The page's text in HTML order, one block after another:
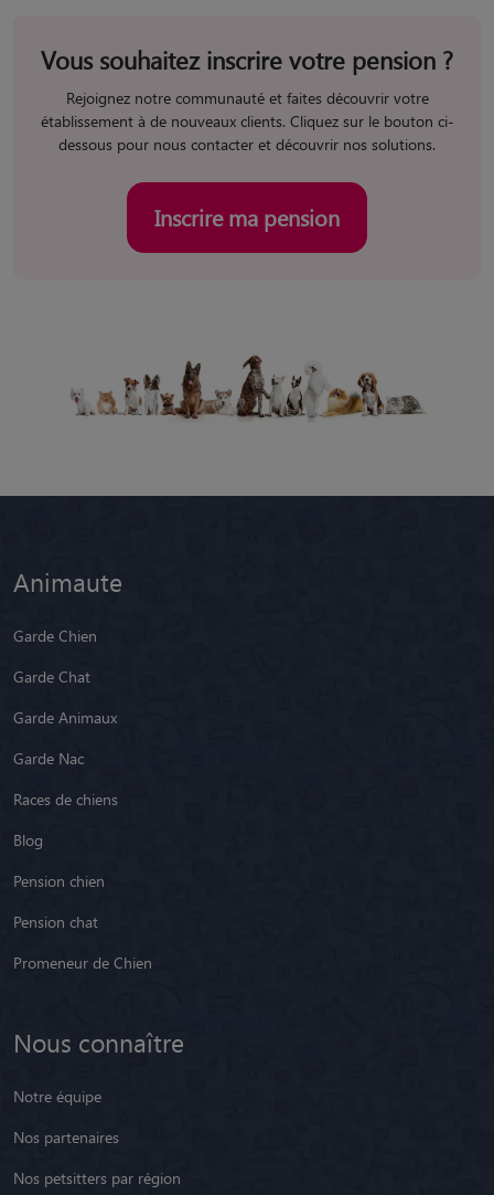
Vous souhaitez inscrire votre pension ?
Rejoignez notre communauté et faites découvrir votre
établissement à de nouveaux clients. Cliquez sur le bouton ci-
dessous pour nous contacter et découvrir nos solutions.
Inscrire ma pension
Animaute
Garde Chien
Garde Chat
Garde Animaux
Garde Nac
Races de chiens
Blog
Pension chien
Pension chat
Promeneur de Chien
Nous connaître
Notre équipe
Nos partenaires
Nos petsitters par région